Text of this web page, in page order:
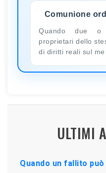
Comunione
Quando due
proprietari dello
di diritti reali sul me
ULTIMI
Quando un fallito